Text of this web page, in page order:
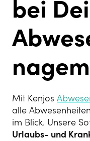
bei
Mit Kenjos
alle
im Blick. Unsere
Urlaubs- und